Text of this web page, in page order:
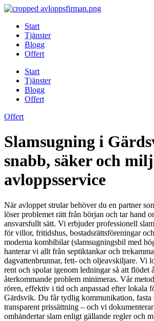
Skip
contentStart
Tjänster
Blogg
Offert
Start
Tjänster
Blogg
Offert
Offert
Slamsugning i
snabb, säker och
avloppsservice
När avloppet strular behöver du en partner
löser problemet rätt från början och tar hand
ansvarsfullt sätt. Vi erbjuder professionell
för villor, fritidshus, bostadsrättsföreningar
moderna kombibilar (slamsugningsbil med
hanterar vi allt från septiktankar och
dagvattenbrunnar, fett- och oljeavskiljare. Vi
rent och spolar igenom ledningar så att flödet
återkommande problem minimeras. Vår
rören, effektiv i tid och anpassad efter lokala
Gärdsvik. Du får tydlig kommunikation, fasta
transparent prissättning – och vi
omhändertar slam enligt gällande regler och